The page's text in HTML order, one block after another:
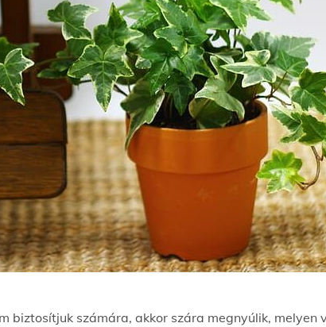
biztosítjuk számára, akkor szára megnyúlik,